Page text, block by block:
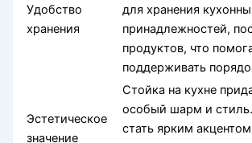
Удобство
хранения
для хранения
принадлежностей,
продуктов, что
поддерживать
Эстетическое
значение
Стойка на кухне
особый шарм и
стать ярким